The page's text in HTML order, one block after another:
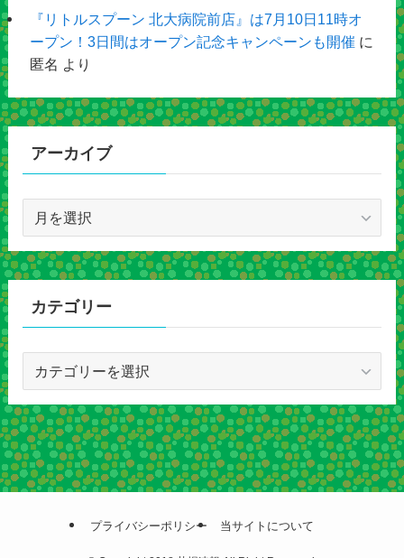
『リトルスプーン 北大病院前店』は7月10日11時オ
ープン！3日間はオープン記念キャンペーンも開催 に
匿名 より
アーカイブ
カ
イ
カテゴリー
ゴ
リ
ー
プライバシーポリシー 当サイトについて